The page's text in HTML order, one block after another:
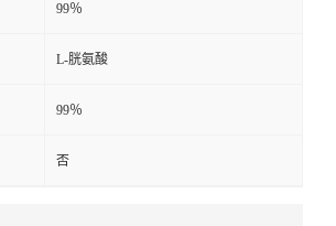
99％
L-胱氨酸
99％
否